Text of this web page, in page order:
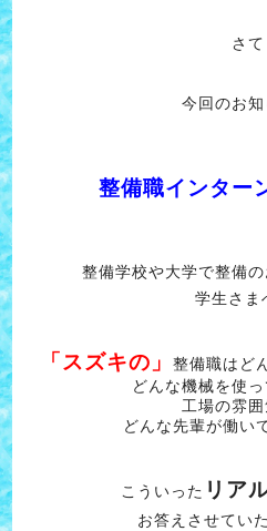
さて
今回のお
整備職インター
整備学校や大学で整備
学生さま
「スズキの」整備職はど
どんな機械を使
工場の雰囲
どんな先輩が働い
こういった リア
お答えさせてい